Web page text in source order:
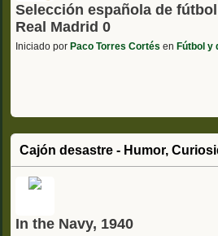
Selección española de
Real Madrid 0
Iniciado por Paco Torres Cortés en Fútbol y
Cajón desastre - Humor,
In the Navy, 1940